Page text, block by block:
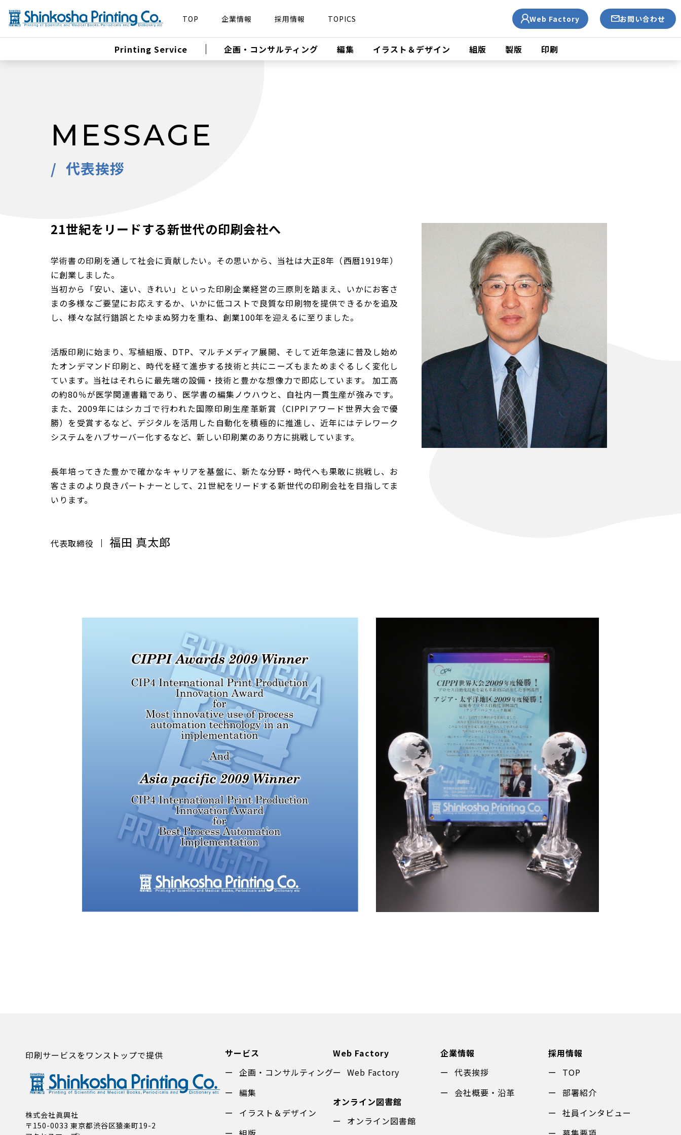
TOP 企業情報 採用情報 TOPICS Web Factory お問い合わせ
Printing Service 企画・コンサルティング 編集 イラスト＆デザイン 組版 製版 印刷
MESSAGE
代表挨拶
21世紀をリードする新世代の印刷会社へ
学術書の印刷を通して社会に貢献したい。その思いから、当社は大正8年（西暦1919年）
に創業しました。
当初から「安い、速い、きれい」といった印刷企業経営の三原則を踏まえ、いかにお客さ
まの多様なご要望にお応えするか、いかに低コストで良質な印刷物を提供できるかを追及
し、様々な試行錯誤とたゆまぬ努力を重ね、創業100年を迎えるに至りました。
活版印刷に始まり、写植組版、DTP、マルチメディア展開、そして近年急速に普及し始め
たオンデマンド印刷と、時代を経て進歩する技術と共にニーズもまためまぐるしく変化し
ています。当社はそれらに最先端の設備・技術と豊かな想像力で即応しています。 加工高
の約80％が医学関連書籍であり、医学書の編集ノウハウと、自社内一貫生産が強みです。
また、2009年にはシカゴで行われた国際印刷生産革新賞（CIPPIアワード世界大会で優
勝）を受賞するなど、デジタルを活用した自動化を積極的に推進し、近年にはテレワーク
システムをハブサーバー化するなど、新しい印刷業のあり方に挑戦しています。
長年培ってきた豊かで確かなキャリアを基盤に、新たな分野・時代へも果敢に挑戦し、お
客さまのより良きパートナーとして、21世紀をリードする新世代の印刷会社を目指してま
いります。
代表取締役 福田 真太郎
印刷サービスをワンストップで提供
株式会社眞興社
〒150-0033 東京都渋谷区猿楽町19-2
サービス
企画・コンサルティング
編集
イラスト＆デザイン
Web Factory
Web Factory
オンライン図書館
オンライン図書館
企業情報
代表挨拶
会社概要・沿革
採用情報
TOP
部署紹介
社員インタビュー